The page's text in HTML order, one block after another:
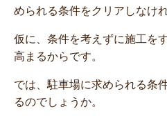
められる条件をクリアしなけ
仮に、条件を考えずに施工を
高まるからです。
では、駐車場に求められる条
るのでしょうか。